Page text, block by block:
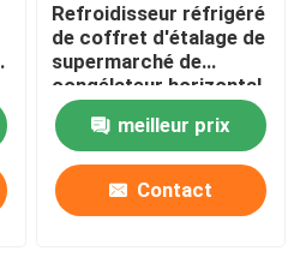
Refroidisseur réfrigéré
de coffret d'étalage de
supermarché de
congélateur horizontal
d'île
meilleur prix
Contact